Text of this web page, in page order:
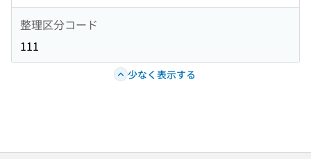
整理区分コード
111
少なく表示する